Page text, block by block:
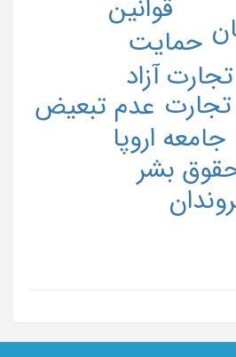
تجارت
تجارت آزاد
جامعه اروپا
بشر
حمایت
عدم تبعیض
قوانین